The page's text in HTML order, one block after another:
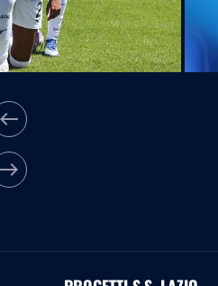
west
east